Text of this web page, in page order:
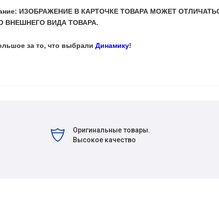
ИЗОБРАЖЕНИЕ В КАРТОЧКЕ ТОВАРА МОЖЕТ
ВНЕШНЕГО ВИДА ТОВАРА.
за то, что выбрали Динамику!
Оригинальные товары.
Высокое качество